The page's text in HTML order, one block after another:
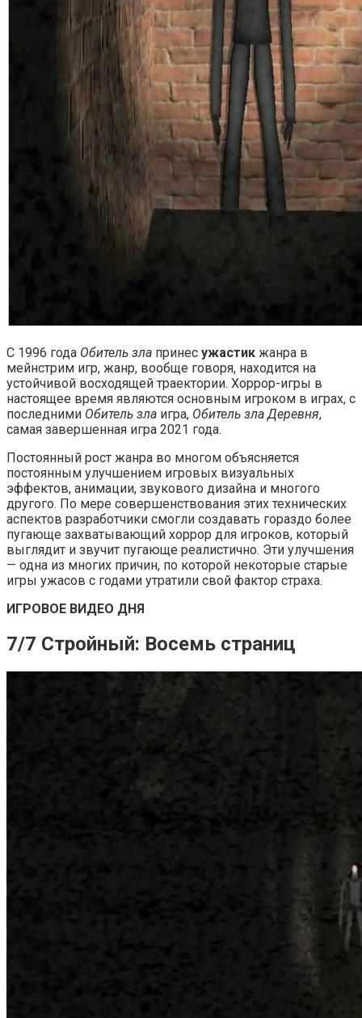
С 1996 года Обитель зла принес ужастик жанра в
мейнстрим игр, жанр, вообще говоря, находится на
устойчивой восходящей траектории. Хоррор-игры в
настоящее время являются основным игроком в играх, с
последними Обитель зла игра, Обитель зла Деревня,
самая завершенная игра 2021 года.
Постоянный рост жанра во многом объясняется
постоянным улучшением игровых визуальных
эффектов, анимации, звукового дизайна и многого
другого. По мере совершенствования этих технических
аспектов разработчики смогли создавать гораздо более
пугающе захватывающий хоррор для игроков, который
выглядит и звучит пугающе реалистично. Эти улучшения
— одна из многих причин, по которой некоторые старые
игры ужасов с годами утратили свой фактор страха.
ИГРОВОЕ ВИДЕО ДНЯ
7/7 Стройный: Восемь страниц